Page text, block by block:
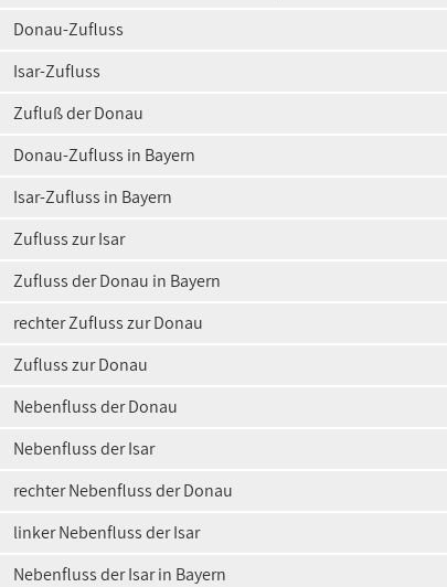
Donau-Zufluss
Isar-Zufluss
Zufluß der Donau
Donau-Zufluss in Bayern
Isar-Zufluss in Bayern
Zufluss zur Isar
Zufluss der Donau in Bayern
rechter Zufluss zur Donau
Zufluss zur Donau
Nebenfluss der Donau
Nebenfluss der Isar
rechter Nebenfluss der Donau
linker Nebenfluss der Isar
Nebenfluss der Isar in Bayern